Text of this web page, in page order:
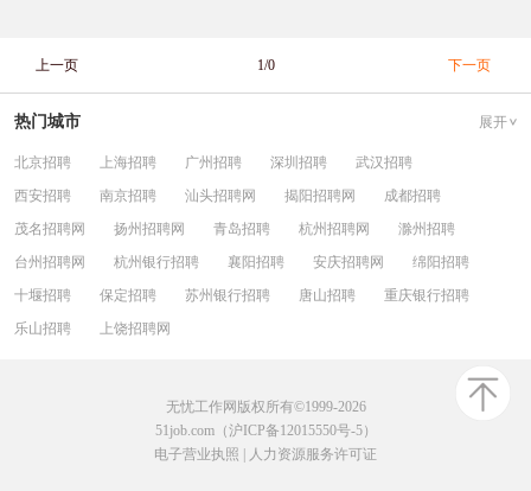
上一页 1/0 下一页
热门城市 展开
北京招聘 上海招聘 广州招聘 深圳招聘
武汉招聘
西安招聘
南京招聘 汕头招聘网 揭阳招聘网
成都招聘
茂名招聘网
扬州招聘网 青岛招聘 杭州招聘网
滁州招聘
台州招聘网
杭州银行招聘 襄阳招聘 安庆招聘网
绵阳招聘
十堰招聘
保定招聘 苏州银行招聘 唐山招聘
重庆银行招聘
乐山招聘
上饶招聘网
无忧工作网版权所有©1999-2026
51job.com（沪ICP备12015550号-5）
电子营业执照
人力资源服务许可证